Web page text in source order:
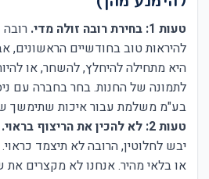
טעות 1: בחירת רובה זולה מדי.
להיראות טוב בחודשיים הראשונים,
היא מתחילה להיחלץ, להשחר, או
לתמונה של החנות. בחר בחברה עם
בע"מ משלמת עבור איכות שתימשך
טעות 2: לא להכין את הריצוף בראוי.
יבש לחלוטין, הרובה לא תיצמד כראוי.
או בלאי מהיר. אנחנו לא מקצרים